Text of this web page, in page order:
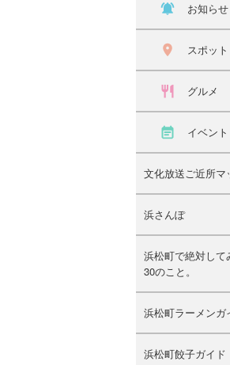
お知らせ
スポット
グルメ
イベント
文化放送ご近所マ
浜さんぽ
浜松町で絶対して
30のこと。
浜松町ラーメンガ
浜松町餃子ガイド